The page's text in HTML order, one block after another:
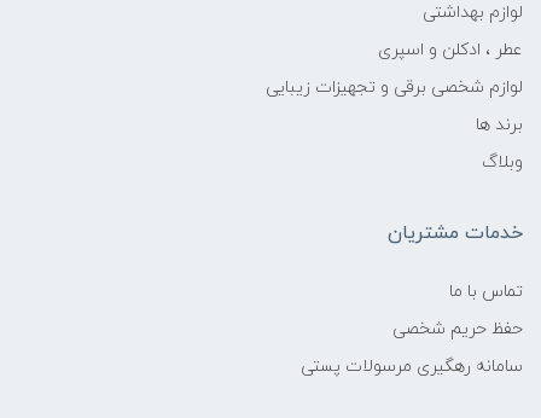
لوازم بهداشتی
عطر ، ادکلن و اسپری
لوازم شخصی برقی و تجهیزات زیبایی
برند ها
وبلاگ
خدمات مشتریان
تماس با ما
حفظ حریم شخصی
سامانه رهگیری مرسولات پستی